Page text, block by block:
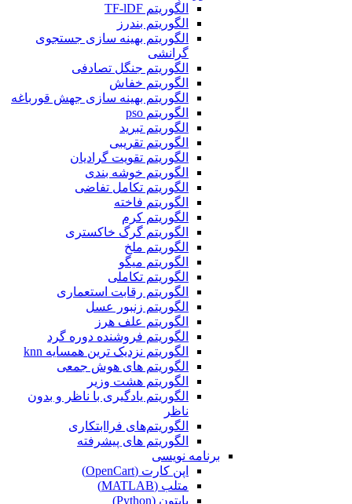
الگوریتم TF-lDF
الگوریتم بندرز
الگوریتم بهینه سازی جستجوی
گرانشی
الگوریتم جنگل تصادفی
الگوریتم خفاش
الگوریتم بهینه سازی جهش قورباغه
الگوریتم pso
الگوریتم تبرید
الگوریتم تقریبی
الگوریتم تقویت گرادیان
الگوریتم خوشه بندی
الگوریتم تکامل تفاضی
الگوریتم فاخته
الگوریتم کرم
الگوریتم گرگ خاکستری
الگوریتم ملخ
الگوریتم میگو
الگوریتم تکاملی
الگوریتم رقابت استعماری
الگوریتم زنبور عسل
الگوریتم علف هرز
الگوریتم فروشنده دوره گرد
الگوریتم نزدیک ترین همسایه knn
الگوریتم های هوش جمعی
الگوریتم هشت وزیر
الگوریتم یادگیری با ناظر و بدون
ناظر
الگوریتم‌های فراابتکاری
الگوریتم های پیشرفته
برنامه نویسی
اپن کارت (OpenCart)
متلب (MATLAB)
پایتون (Python)